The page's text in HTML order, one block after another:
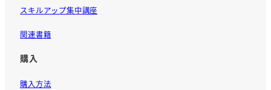
スキルアップ集中講座
関連書籍
購入
購入方法